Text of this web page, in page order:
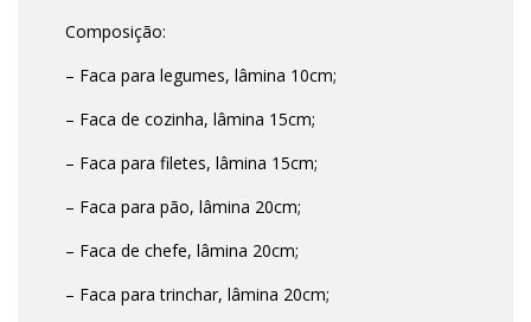
Composição:
– Faca para legumes, lâmina 10cm;
– Faca de cozinha, lâmina 15cm;
– Faca para filetes, lâmina 15cm;
– Faca para pão, lâmina 20cm;
– Faca de chefe, lâmina 20cm;
– Faca para trinchar, lâmina 20cm;